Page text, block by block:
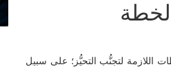
اللازمة لتجنُّب التحيُّز؛ على سبيل